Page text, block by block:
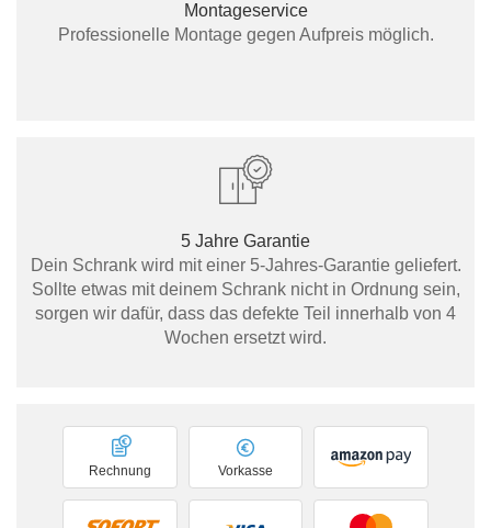
Montageservice
Professionelle Montage gegen Aufpreis möglich.
5 Jahre Garantie
Dein Schrank wird mit einer 5-Jahres-Garantie geliefert.
Sollte etwas mit deinem Schrank nicht in Ordnung sein,
sorgen wir dafür, dass das defekte Teil innerhalb von 4
Wochen ersetzt wird.
Vorkasse
Rechnung